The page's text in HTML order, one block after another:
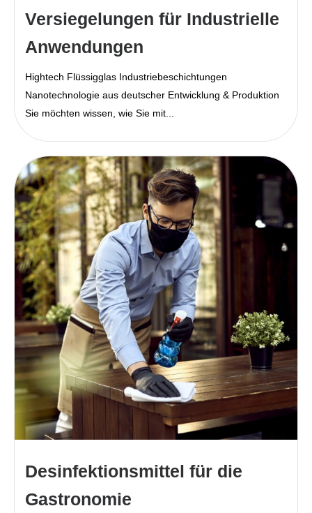
Versiegelungen für Industrielle
Anwendungen
Hightech Flüssigglas Industriebeschichtungen
Nanotechnologie aus deutscher Entwicklung & Produktion
Sie möchten wissen, wie Sie mit...
Desinfektionsmittel für die
Gastronomie